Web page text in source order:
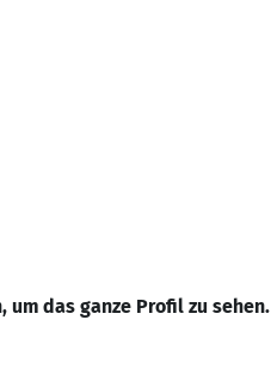
um das ganze Profil zu sehen.